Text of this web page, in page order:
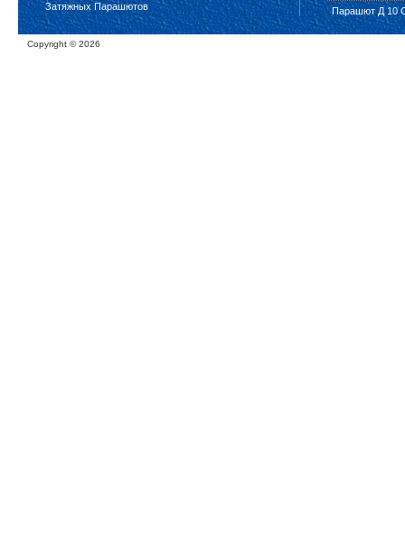
Затяжных Парашютов
Парашют Д 10
Copyright ©2026